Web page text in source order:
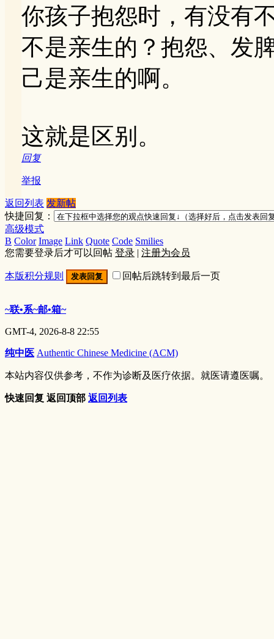
你孩子抱怨时，有没有
不是亲生的？抱怨、发
己是亲生的啊。
这就是区别。
回复
举报
返回列表 发新帖
快捷回复：
高级模式
B Color Image Link Quote Code Smilies
您需要登录后才可以回帖 登录 | 注册为会员
本版积分规则 发表回复 回帖后跳转到最后一页
~联•系~邮•箱~
GMT-4, 2026-8-8 22:55
纯中医 Authentic Chinese Medicine (ACM)
本站内容仅供参考，不作为诊断及医疗依据。就医请遵医嘱。
快速回复 返回顶部 返回列表